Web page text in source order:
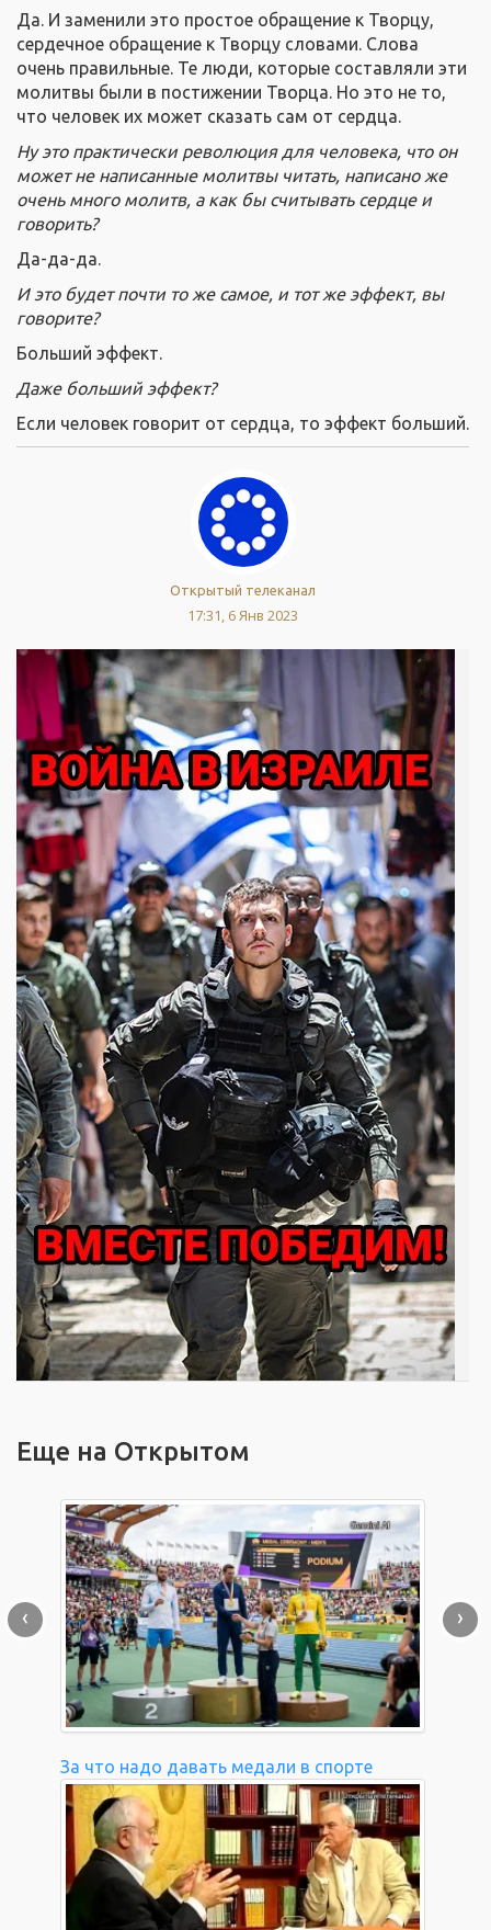
Да. И заменили это простое обращение к Творцу,
сердечное обращение к Творцу словами. Слова
очень правильные. Те люди, которые составляли эти
молитвы были в постижении Творца. Но это не то,
что человек их может сказать сам от сердца.
Ну это практически революция для человека, что он
может не написанные молитвы читать, написано же
очень много молитв, а как бы считывать сердце и
говорить?
Да-да-да.
И это будет почти то же самое, и тот же эффект, вы
говорите?
Больший эффект.
Даже больший эффект?
Если человек говорит от сердца, то эффект больший.
Открытый телеканал
17:31, 6 Янв 2023
Еще на Открытом
За что надо давать медали в спорте
‹ ›